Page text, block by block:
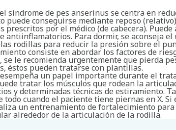
síndrome de pes anserinus se centra en
puede conseguirse mediante reposo
por el médico (de cabecera).
antiinflamatorios. Para dormir, se aconseja el
rodillas para reducir la presión sobre el
consiste en abordar los factores de
se le recomienda urgentemente que pierda
éstos pueden tratarse con plantillas.
un papel importante durante el
tratar los músculos que rodean la
y determinadas técnicas de estiramiento.
todo cuando el paciente tiene piernas en X. Si
un entrenamiento de fortalecimiento
alrededor de la articulación de la rodilla.